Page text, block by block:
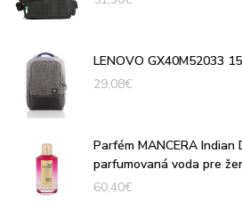
LENOVO GX40M52033
29,08€
Parfém MANCERA Indian
parfumovaná voda pre
60,40€